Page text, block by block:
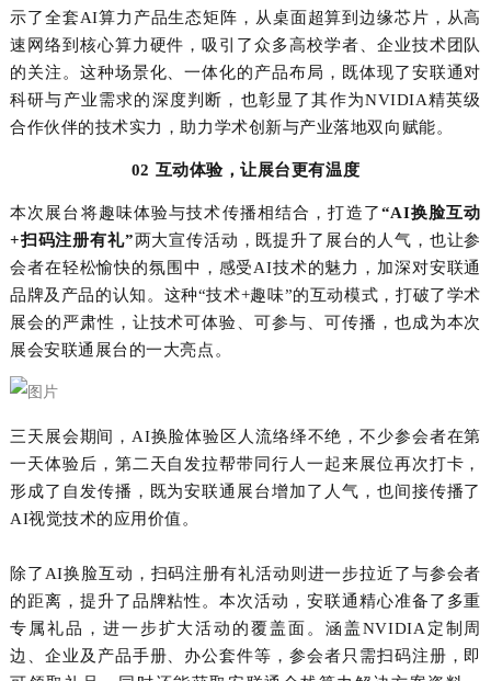
示了全套AI算力产品生态矩阵，从桌面超算到边缘芯片，从高
速网络到核心算力硬件，吸引了众多高校学者、企业技术团队
的关注。这种场景化、一体化的产品布局，既体现了安联通对
科研与产业需求的深度判断，也彰显了其作为NVIDIA精英级
合作伙伴的技术实力，助力学术创新与产业落地双向赋能。
02 互动体验，让展台更有温度
本次展台将趣味体验与技术传播相结合，打造了“AI换脸互动
+扫码注册有礼”两大宣传活动，既提升了展台的人气，也让参
会者在轻松愉快的氛围中，感受AI技术的魅力，加深对安联通
品牌及产品的认知。这种“技术+趣味”的互动模式，打破了学术
展会的严肃性，让技术可体验、可参与、可传播，也成为本次
展会安联通展台的一大亮点。
三天展会期间， AI换脸体验区人流络绎不绝，不少参会者在第
一天体验后，第二天自发拉帮带同行人一起来展位再次打卡，
形成了自发传播，既为安联通展台增加了人气，也间接传播了
AI视觉技术的应用价值。
除了 AI换脸互动，扫码注册有礼活动则进一步拉近了与参会者
的距离，提升了品牌粘性。本次活动，安联通精心准备了多重
专属礼品，进一步扩大活动的覆盖面。涵盖NVIDIA 定制周
边、企业及产品手册、办公套件等，参会者只需扫码注册，即